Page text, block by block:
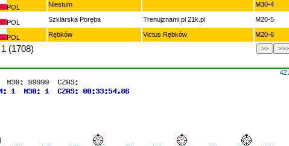
POL Niestum M30-4
POL Szklarska Poręba Trenujznami.pl 21k.pl M20-5
POL Rębków Victus Rębków M20-6
1 (1708) >>>
>>